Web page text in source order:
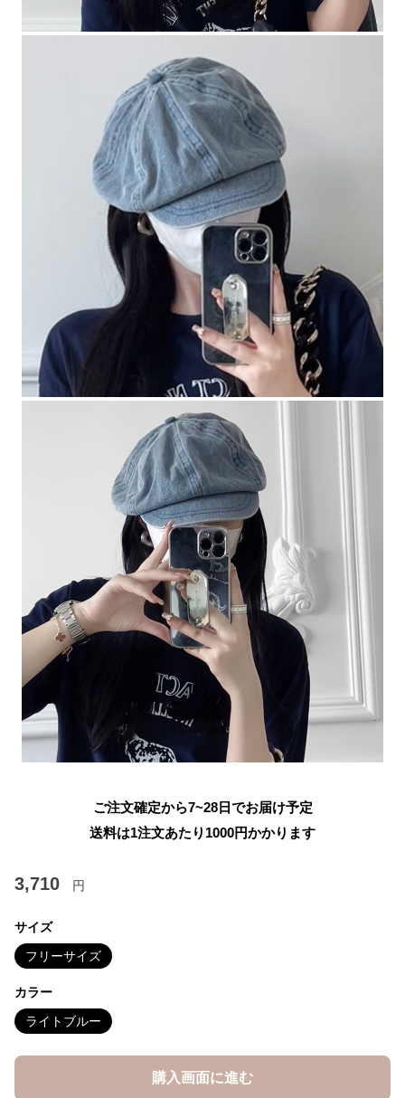
ご注文確定から7~28日でお届け予定
送料は1注文あたり 1000円かかります
3,710 円
サイズ
フリーサイズ
カラー
ライトブルー
購入画面に進む